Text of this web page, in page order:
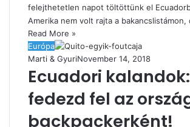
felejthetetlen napot töltöttünk el
Amerika nem volt rajta a
Read More »
Európa
Marti & GyuriNovember 14, 2018
Ecuadori
fedezd fel az
backpackerként!